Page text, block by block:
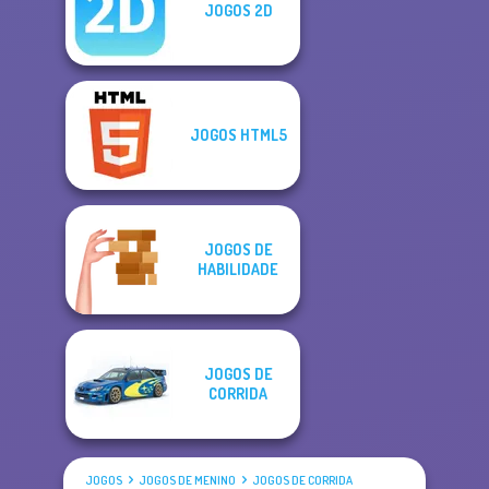
JOGOS 2D
JOGOS HTML5
JOGOS DE
HABILIDADE
JOGOS DE
CORRIDA
JOGOS JOGOS DE MENINO JOGOS DE CORRIDA